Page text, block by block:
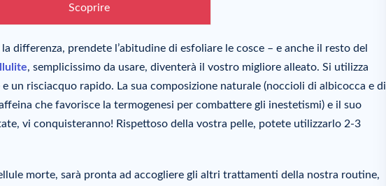
Scoprire
differenza, prendete l’abitudine di esfoliare le cosce – e anche il resto del
, semplicissimo da usare, diventerà il vostro migliore alleato. Si utilizza
un risciacquo rapido. La sua composizione naturale (noccioli di albicocca e di
che favorisce la termogenesi per combattere gli inestetismi) e il suo
vi conquisteranno! Rispettoso della vostra pelle, potete utilizzarlo 2-3
morte, sarà pronta ad accogliere gli altri trattamenti della nostra routine,